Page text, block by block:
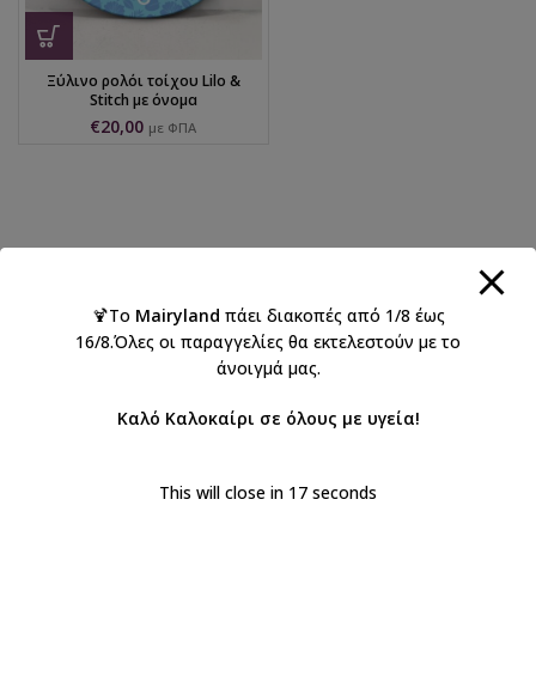
Ξύλινο ρολόι τοίχου Lilo &
Stitch με όνομα
€20,00 με ΦΠΑ
🍹Το Mairyland πάει διακοπές από 1/8 έως
16/8.Όλες οι παραγγελίες θα εκτελεστούν με το
άνοιγμά μας.
Καλό Καλοκαίρι σε όλους με υγεία!
This will close in 17 seconds